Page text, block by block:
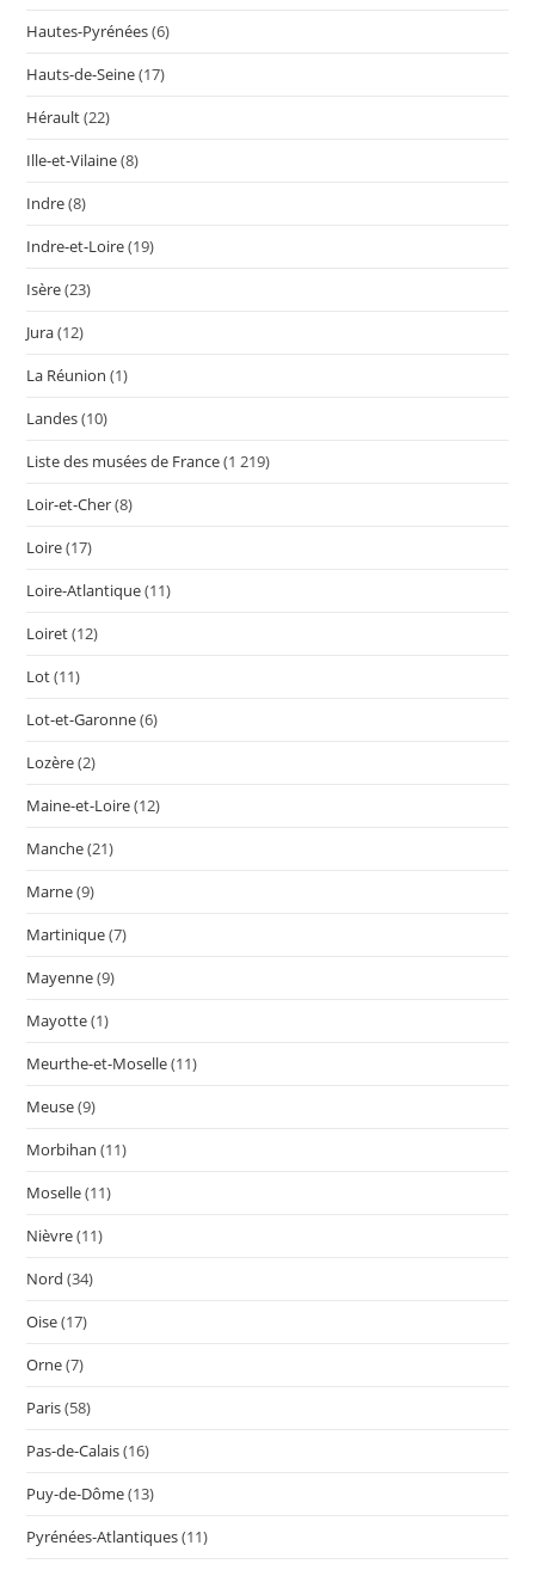
Hautes-Pyrénées(6)
Hauts-de-Seine(17)
Hérault(22)
Ille-et-Vilaine(8)
Indre(8)
Indre-et-Loire(19)
Isère(23)
Jura(12)
La Réunion (1)
Landes(10)
Liste des musées de France(1 219)
Loir-et-Cher(8)
Loire(17)
Loire-Atlantique(11)
Loiret(12)
Lot(11)
Lot-et-Garonne(6)
Lozère(2)
Maine-et-Loire(12)
Manche(21)
Marne(9)
Martinique(7)
Mayenne(9)
Mayotte(1)
Meurthe-et-Moselle(11)
Meuse(9)
Morbihan (11)
Moselle(11)
Nièvre(11)
Nord (34)
Oise(17)
Orne(7)
Paris(58)
Pas-de-Calais(16)
Puy-de-Dôme(13)
Pyrénées-Atlantiques(11)